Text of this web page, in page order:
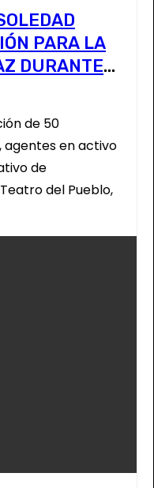
PARA LA
DURANTE
de 50
en activo
de
del Pueblo,